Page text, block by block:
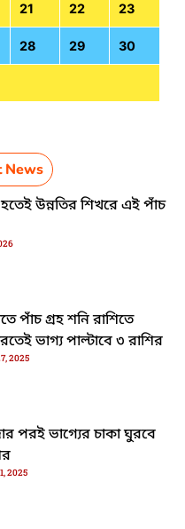
21 22 23
28 29 30
News
হতেই উন্নতির শিখরে এই পাঁচ
পাঁচ গ্রহ শনি রাশিতে
ভাগ্য পাল্টাবে ৩ রাশির
2025
পরই ভাগ্যের চাকা ঘুরবে
2025